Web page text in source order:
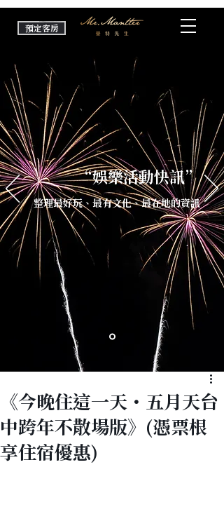
預定客房
“娛樂活動快訊”
整理最好玩、最有文化、最在地的資訊
《今晚住這一天・五月天台
中跨年不散場版》(憑票根
享住宿優惠)